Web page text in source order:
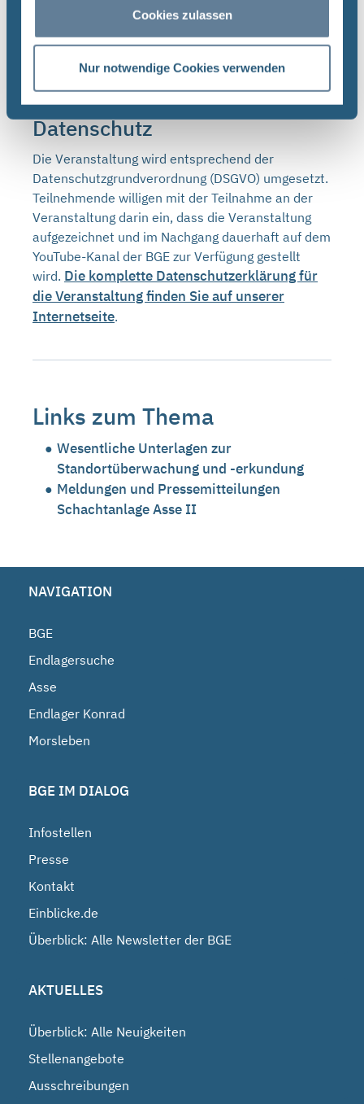
Cookies zulassen
Nur notwendige Cookies verwenden
Zusammenfassende Bewertung der Messdaten vor
Bewertung des gebirgsmechanischen
Gesamtsystems
Bericht zum Salzlösungsmonitoring 2023
Datenschutz
Die Veranstaltung wird entsprechend der
Datenschutzgrundverordnung (DSGVO) umgesetzt.
Teilnehmende willigen mit der Teilnahme an der
Veranstaltung darin ein, dass die Veranstaltung
aufgezeichnet und im Nachgang dauerhaft auf dem
YouTube-Kanal der BGE zur Verfügung gestellt
wird. Die komplette Datenschutzerklärung für
die Veranstaltung finden Sie auf unserer
Internetseite.
Links zum Thema
Wesentliche Unterlagen zur
Standortüberwachung und -erkundung
Meldungen und Pressemitteilungen
Schachtanlage Asse II
NAVIGATION
BGE
Endlagersuche
Asse
Endlager Konrad
Morsleben
BGE IM DIALOG
Infostellen
Presse
Kontakt
Einblicke.de
Überblick: Alle Newsletter der BGE
AKTUELLES
Überblick: Alle Neuigkeiten
Stellenangebote
Ausschreibungen